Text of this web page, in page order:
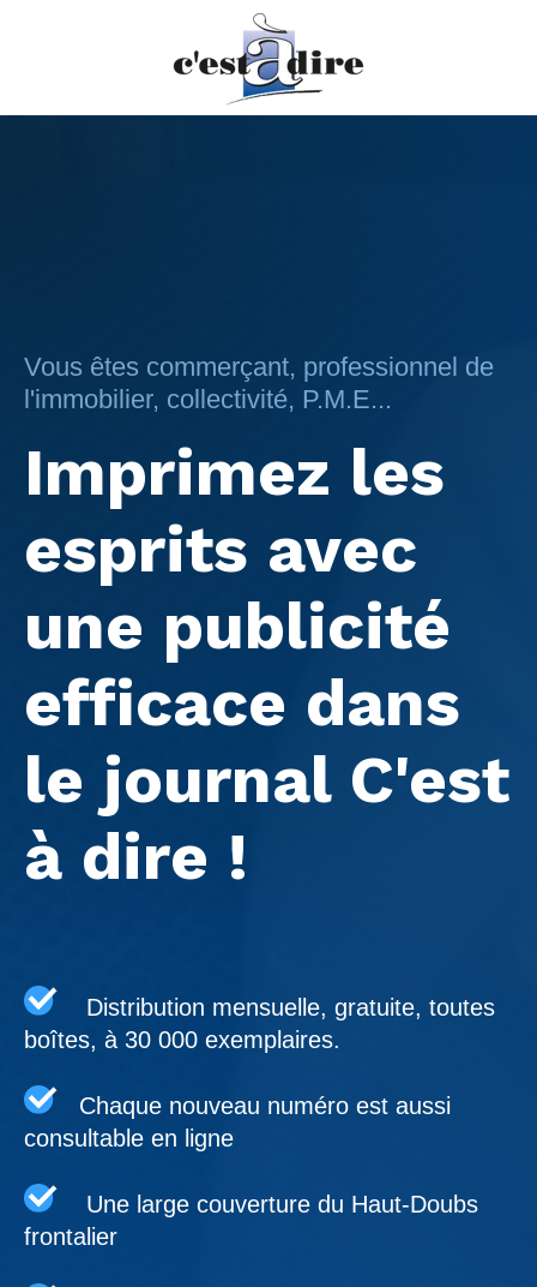
Vous êtes commerçant, professionnel de
l'immobilier, collectivité, P.M.E...
Imprimez les
esprits avec
une publicité
efficace dans
le journal C'est
à dire !
Distribution mensuelle, gratuite, toutes
boîtes, à 30 000 exemplaires.
Chaque nouveau numéro est aussi
consultable en ligne
Une large couverture du Haut-Doubs
frontalier